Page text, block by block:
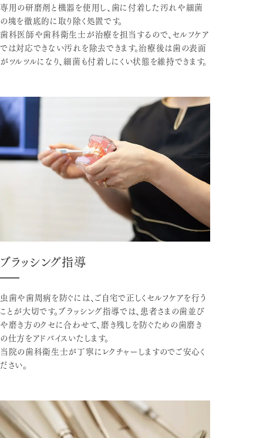
専用の研磨剤と機器を使用し、歯に付着した汚れや細菌
の塊を徹底的に取り除く処置です。
歯科医師や歯科衛生士が治療を担当するので、セルフケア
では対応できない汚れを除去できます。治療後は歯の表面
がツルツルになり、細菌も付着しにくい状態を維持できます。
ブラッシング指導
虫歯や歯周病を防ぐには、ご自宅で正しくセルフケアを行う
ことが大切です。ブラッシング指導では、患者さまの歯並び
や磨き方のクセに合わせて、磨き残しを防ぐための歯磨き
の仕方をアドバイスいたします。
当院の歯科衛生士が丁寧にレクチャーしますのでご安心く
ださい。